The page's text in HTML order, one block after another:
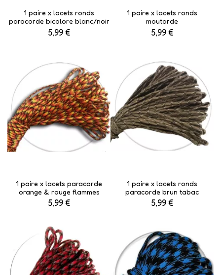
1 paire x lacets ronds
paracorde bicolore blanc/noir
5,99 €
1 paire x lacets ronds
moutarde
5,99 €
1 paire x lacets paracorde
orange & rouge flammes
5,99 €
1 paire x lacets ronds
paracorde brun tabac
5,99 €